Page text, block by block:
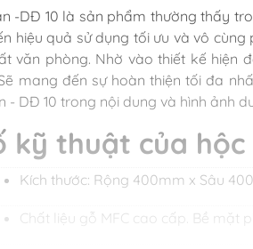
-DĐ 10 là sản phẩm thường thấy
hiệu quả sử dụng tối ưu và vô
văn phòng. Nhờ vào thiết kế hiện
mang đến sự hoàn thiện tối đa
- DĐ 10 trong nội dung và hình ảnh
kỹ thuật của
Kích thước: Rộng 400mm x Sâu
Chất liệu gỗ MFC cao cấp. Bề mặt